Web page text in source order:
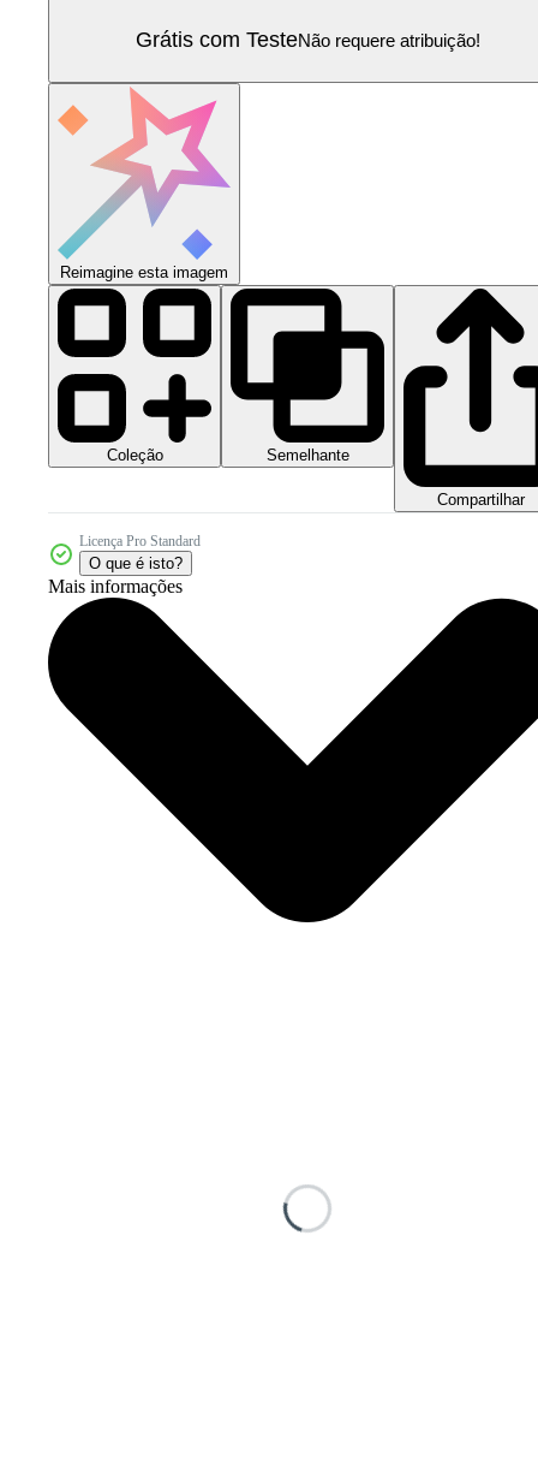
Grátis com TesteNão requere atribuição!
Reimagine esta imagem
Coleção Semelhante
Compartilhar
Licença Pro Standard
O que é isto?
Mais informações